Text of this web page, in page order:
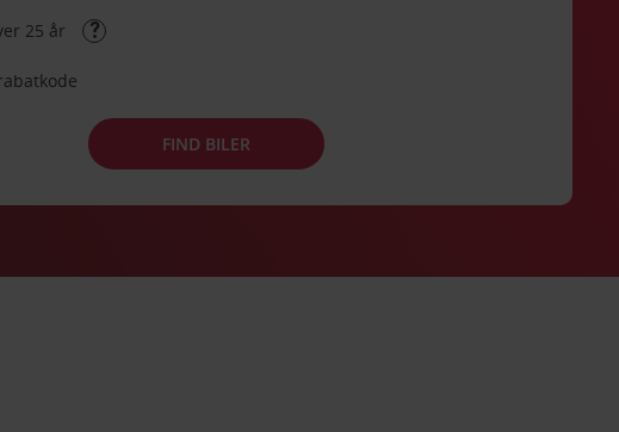
25 år
FIND BILER